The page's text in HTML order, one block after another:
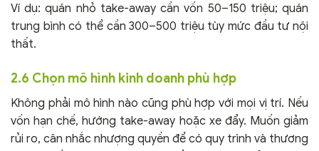
Ví dụ: quán nhỏ take-away cần vốn 50–150 triệu; quán
trung bình có thể cần 300–500 triệu tùy mức đầu tư nội
thất.
2.6 Chọn mô hình kinh doanh phù hợp
Không phải mô hình nào cũng phù hợp với mọi vị trí. Nếu
vốn hạn chế, hướng take-away hoặc xe đẩy. Muốn giảm
rủi ro, cân nhắc nhượng quyền để có quy trình và thương